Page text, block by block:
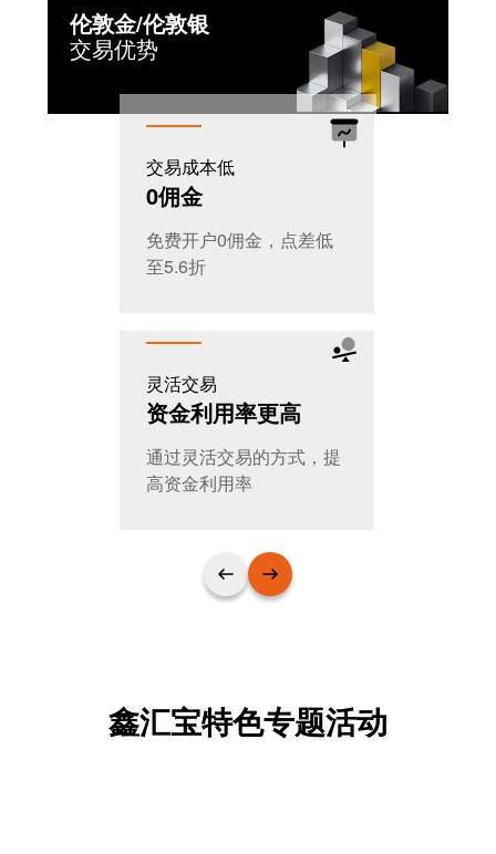
伦敦金/伦敦银
交易优势
交易成本低
0佣金
免费开户0佣金，点差低
至5.6折
灵活交易
资金利用率更高
通过灵活交易的方式，提
高资金利用率
鑫汇宝特色专题活动